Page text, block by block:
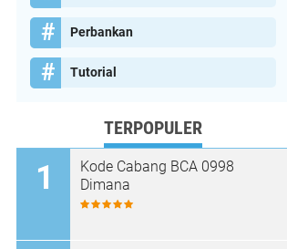
Perbankan
Tutorial
TERPOPULER
Kode Cabang BCA 0998
Dimana